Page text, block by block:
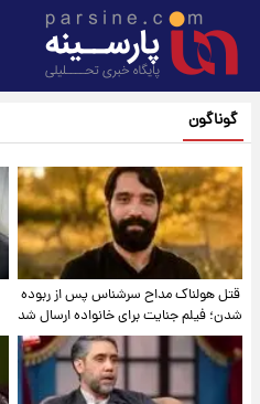
گوناگون
قتل هولناک مداح سرشناس پس از ربوده
شدن؛ فیلم جنایت برای خانواده ارسال شد